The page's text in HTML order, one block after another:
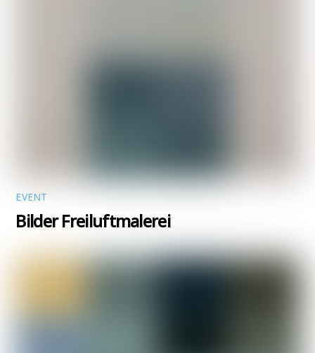
EVENT
Bilder Freiluftmalerei